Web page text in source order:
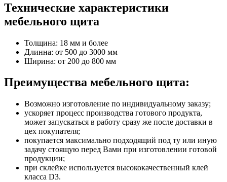
Технические характеристики
мебельного щита
Толщина: 18 мм и более
Длинна: от 500 до 3000 мм
Ширина: от 200 до 800 мм
Преимущества мебельного щита:
Возможно изготовление по индивидуальному заказу;
ускоряет процесс производства готового продукта,
может запускаться в работу сразу же после доставки в
цех покупателя;
покупается максимально подходящий под ту или иную
задачу стоящую перед Вами при изготовлении готовой
продукции;
при склейке используется высококачественный клей
класса D3.